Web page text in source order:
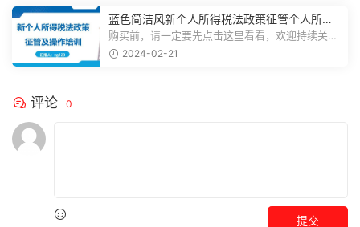
蓝色简洁风新个人所得税法政策征管个人所得
税PPT模板
购买前，请一定要先点击这里看看，欢迎持续关
注，精彩模板每天推送预览结束，一共7...
2024-02-21
评论 0
提交